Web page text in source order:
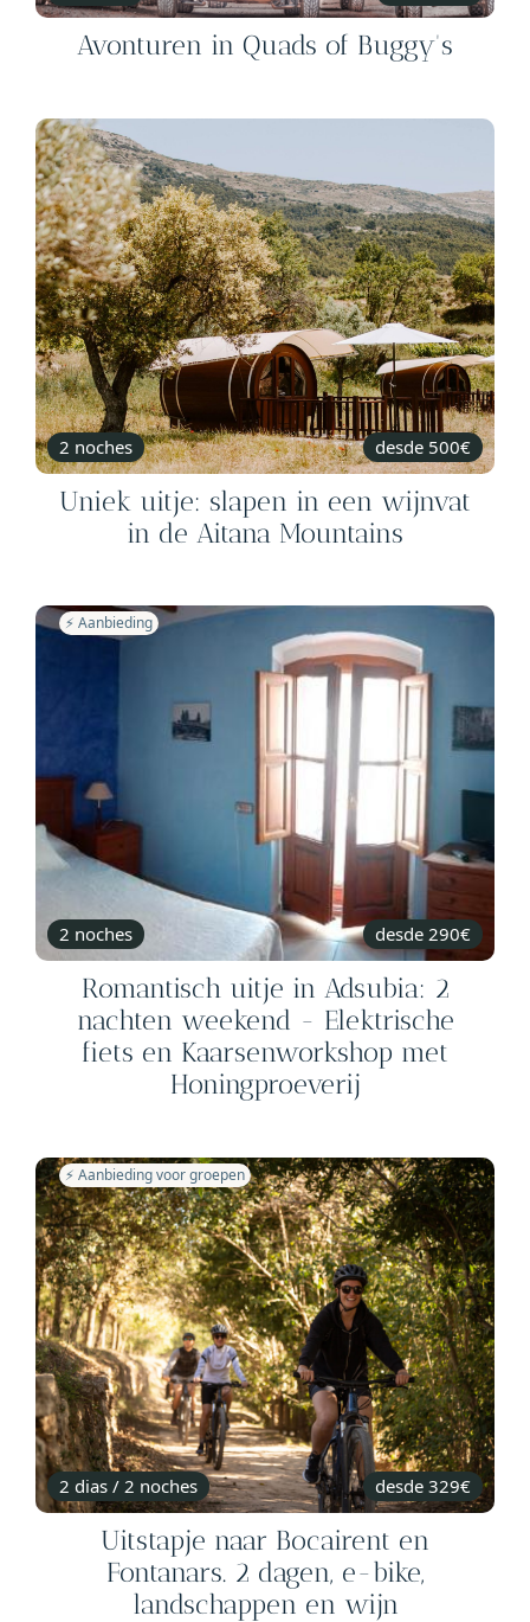
Avonturen in Quads of Buggy's
2 noches desde 500€
Uniek uitje: slapen in een wijnvat
in de Aitana Mountains
2 noches desde 290€
⚡️ Aanbieding
Romantisch uitje in Adsubia: 2
nachten weekend - Elektrische
fiets en Kaarsenworkshop met
Honingproeverij
2 dias / 2 noches desde 329€
⚡️ Aanbieding voor groepen
Uitstapje naar Bocairent en
Fontanars. 2 dagen, e-bike,
landschappen en wijn